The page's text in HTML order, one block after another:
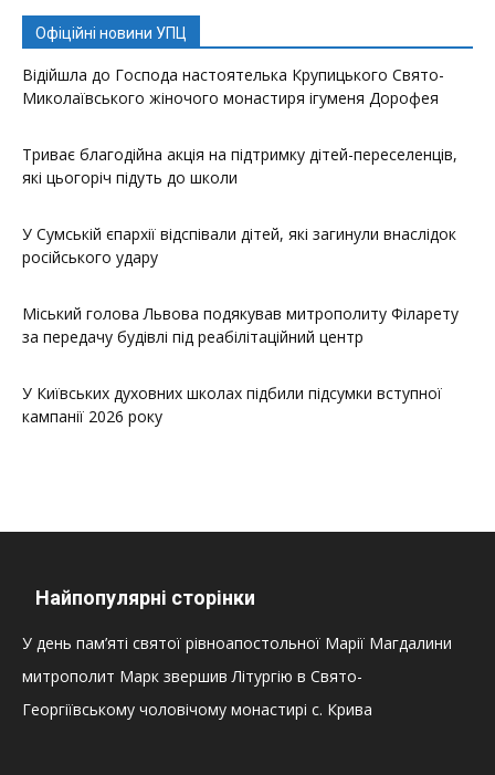
Офіційні новини УПЦ
Відійшла до Господа настоятелька Крупицького Свято-
Миколаївського жіночого монастиря ігуменя Дорофея
Триває благодійна акція на підтримку дітей-переселенців,
які цьогоріч підуть до школи
У Сумській єпархії відспівали дітей, які загинули внаслідок
російського удару
Міський голова Львова подякував митрополиту Філарету
за передачу будівлі під реабілітаційний центр
У Київських духовних школах підбили підсумки вступної
кампанії 2026 року
Найпопулярні сторінки
У день пам’яті святої рівноапостольної Марії Магдалини
митрополит Марк звершив Літургію в Свято-
Георгіївському чоловічому монастирі с. Крива